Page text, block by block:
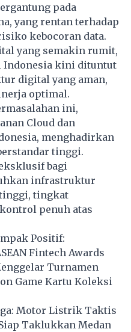
pada
yang rentan terhadap
kebocoran data.
yang semakin rumit,
Indonesia kini dituntut
digital yang aman,
optimal.
ini,
Cloud dan
menghadirkan
tinggi.
bagi
infrastruktur
tingkat
penuh atas
Positif:
Fintech Awards
Turnamen
Game Kartu Koleksi
Motor Listrik Taktis
Taklukkan Medan